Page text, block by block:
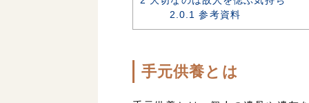
2.0.1 参考資料
手元供養とは